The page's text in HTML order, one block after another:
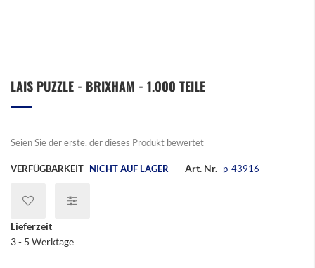
Anfang
LAIS PUZZLE - BRIXHAM - 1.000 TEILE
Seien Sie der erste, der dieses Produkt bewertet
VERFÜGBARKEIT NICHT AUF LAGER Art. Nr. p-43916
Lieferzeit
3 - 5 Werktage